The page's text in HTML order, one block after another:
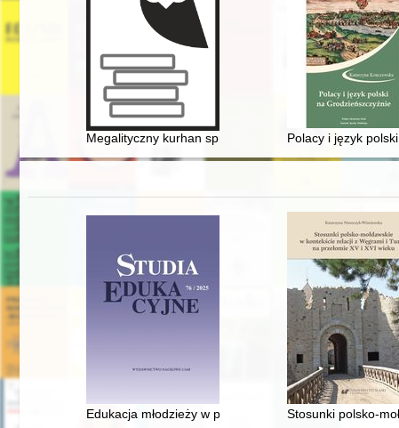
Megalityczny kurhan sprzed 4000 lat, czyli Neolit w
Polacy i język
Edukacja młodzieży w prasie społeczno-kulturalnej i
Stosunki polsko-